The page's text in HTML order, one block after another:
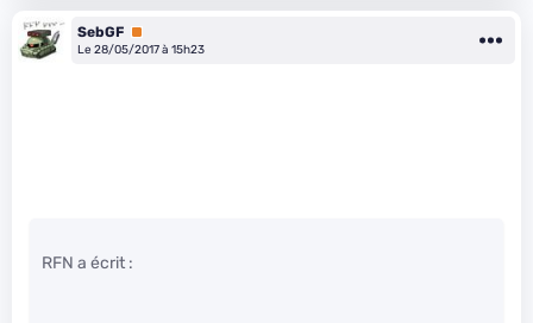
SebGF Premium
Le 28/05/2017 à 15h23
RFN a écrit :